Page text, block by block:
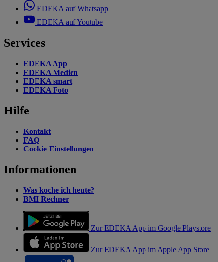
EDEKA auf Whatsapp
EDEKA auf Youtube
Services
EDEKA App
EDEKA Medien
EDEKA smart
EDEKA Foto
Hilfe
Kontakt
FAQ
Cookie-Einstellungen
Informationen
Was koche ich heute?
BMI Rechner
Zur EDEKA App im Google Playstore
Zur EDEKA App im Apple App Store